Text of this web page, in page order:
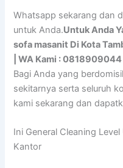
Whatsapp sekarang dan
untuk Anda.Untuk Anda
sofa masanit Di Kota
| WA Kami : 0818909044
Bagi Anda yang
sekitarnya serta seluruh
kami sekarang dan
Ini General Cleaning
Kantor